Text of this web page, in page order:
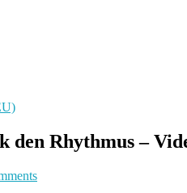
den Rhythmus –